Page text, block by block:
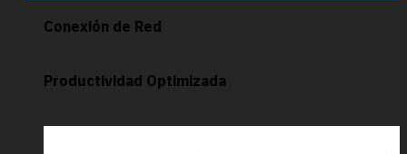
Conexión de Red
Productividad Optimizada